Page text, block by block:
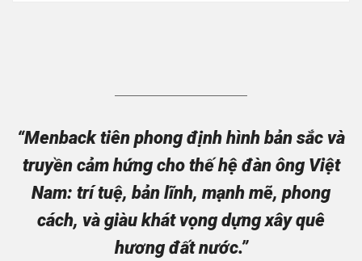
“Menback tiên phong định hình bản sắc và
truyền cảm hứng cho thế hệ đàn ông Việt
Nam: trí tuệ, bản lĩnh, mạnh mẽ, phong
cách, và giàu khát vọng dựng xây quê
hương đất nước.”